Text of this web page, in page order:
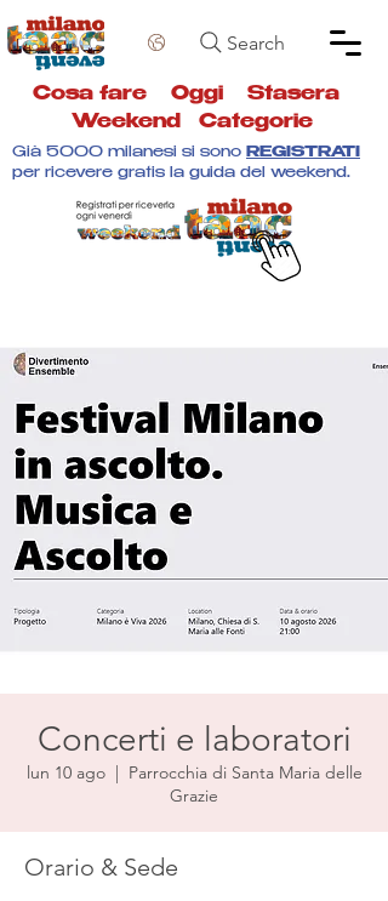
Search
Cosa fare Oggi Stasera
Weekend
Categorie
Già 5000 milanesi si sono REGISTRATI
per ricevere gratis la guida del weekend.
Concerti e laboratori
lun 10 ago
  |
Parrocchia di Santa Maria delle
Grazie
Orario & Sede